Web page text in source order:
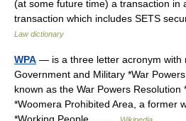
(at some future time) a transaction in
transaction which includes SETS
Law dictionary
WPA — is a three letter acronym with
Government and Military *War
known as the War Powers Resolution
*Woomera Prohibited Area, a former
*Working People… …